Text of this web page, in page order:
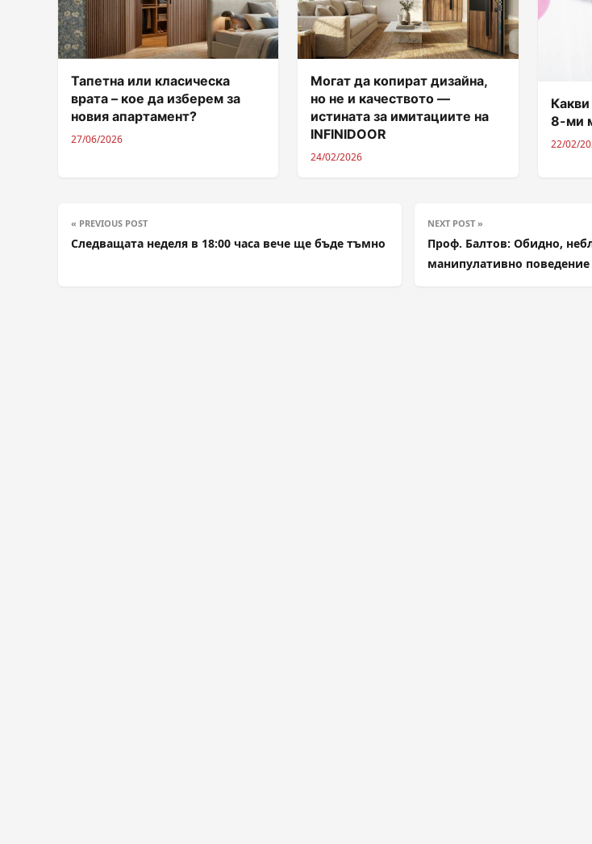
Тапетна или класическа
врата – кое да изберем за
новия апартамент?
27/06/2026
Могат да копират дизайна,
но не и качеството —
истината за имитациите на
INFINIDOOR
24/02/2026
8-ми
22/02/
« PREVIOUS POST
Следващата неделя в 18:00 часа вече ще бъде тъмно
NEXT POST »
Проф. Балтов: Обидно,
манипулативно поведение